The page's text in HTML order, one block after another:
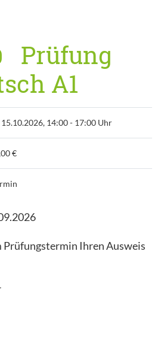
Prüfung
A1
15.10.2026, 14:00 - 17:00 Uhr
€
Prüfungstermin Ihren Ausweis